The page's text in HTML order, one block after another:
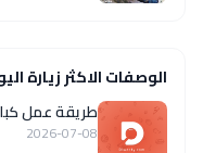
الوصفات الاكثر زيارة
طريقة عمل
2026-07-08